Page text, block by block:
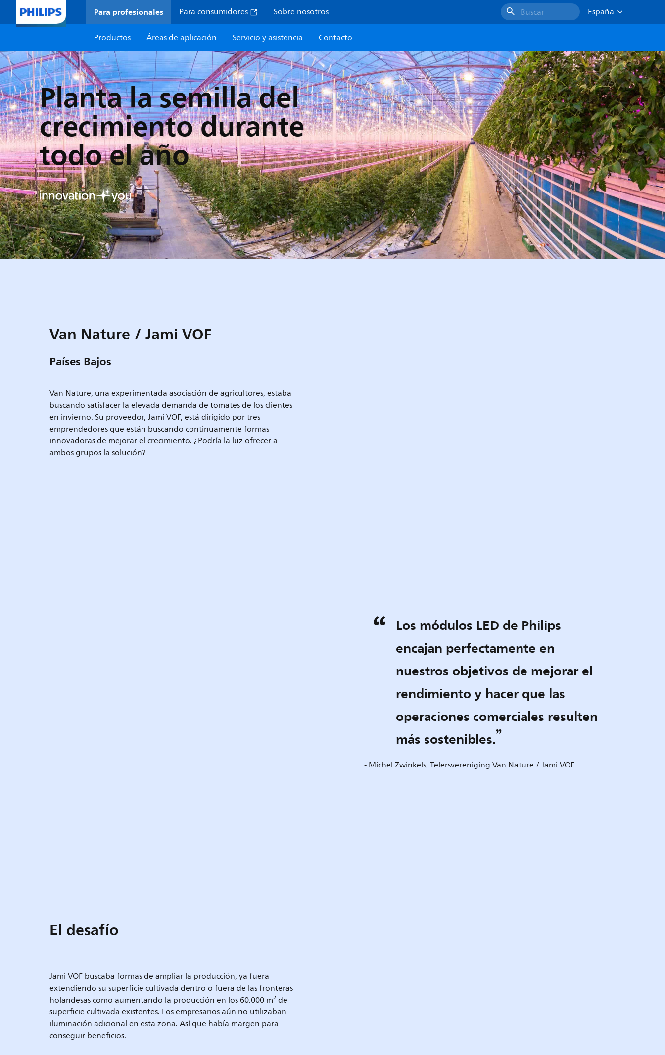
Para profesionales Para consumidores Sobre nosotros Buscar
España
Productos
Áreas de aplicación Servicio y asistencia Contacto
Planta la semilla del
crecimiento durante
todo el año
Van Nature / Jami VOF
Países Bajos
Van Nature, una experimentada asociación de agricultores, estaba
buscando satisfacer la elevada demanda de tomates de los clientes
en invierno. Su proveedor, Jami VOF, está dirigido por tres
emprendedores que están buscando continuamente formas
innovadoras de mejorar el crecimiento. ¿Podría la luz ofrecer a
ambos grupos la solución?
Los módulos LED de Philips
encajan perfectamente en
nuestros objetivos de mejorar el
rendimiento y hacer que las
operaciones comerciales resulten
más sostenibles.
- Michel Zwinkels, Telersvereniging Van Nature / Jami VOF
El desafío
Jami VOF buscaba formas de ampliar la producción, ya fuera
extendiendo su superficie cultivada dentro o fuera de las fronteras
holandesas como aumentando la producción en los 60.000 m² de
superficie cultivada existentes. Los empresarios aún no utilizaban
iluminación adicional en esta zona. Así que había margen para
conseguir beneficios.